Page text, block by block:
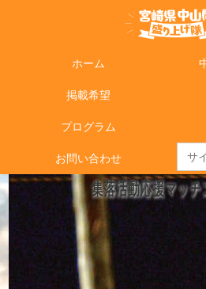
ホーム
掲載希望
プログラム
お問い合わせ
for:
集落活動応援マッチ